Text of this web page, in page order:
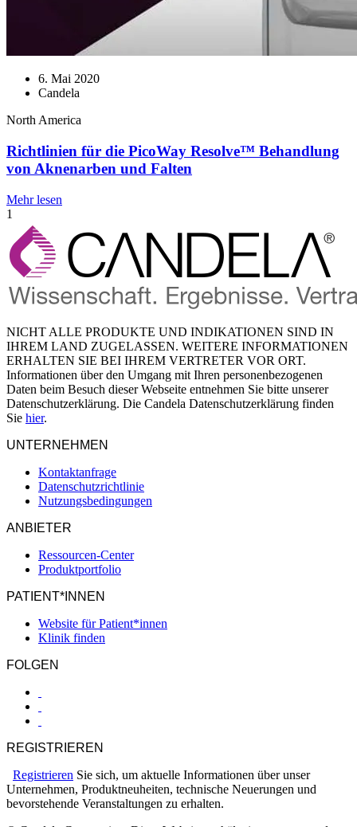
6. Mai 2020
Candela
North America
Richtlinien für die PicoWay Resolve™ Behandlung
von Aknenarben und Falten
Mehr lesen
1
NICHT ALLE PRODUKTE UND INDIKATIONEN SIND IN
IHREM LAND ZUGELASSEN. WEITERE INFORMATIONEN
ERHALTEN SIE BEI IHREM VERTRETER VOR ORT.
Informationen über den Umgang mit Ihren personenbezogenen
Daten beim Besuch dieser Webseite entnehmen Sie bitte unserer
Datenschutzerklärung. Die Candela Datenschutzerklärung finden
Sie hier.
UNTERNEHMEN
Kontaktanfrage
Datenschutzrichtlinie
Nutzungsbedingungen
ANBIETER
Ressourcen-Center
Produktportfolio
PATIENT*INNEN
Website für Patient*innen
Klinik finden
FOLGEN
REGISTRIEREN
Registrieren Sie sich, um aktuelle Informationen über unser
Unternehmen, Produktneuheiten, technische Neuerungen und
bevorstehende Veranstaltungen zu erhalten.